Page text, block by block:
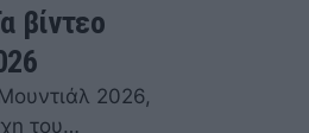
βίντεο
2026,
του…